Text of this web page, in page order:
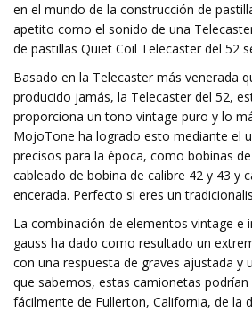
en el mundo de la construcción de
apetito como el sonido de una
de pastillas Quiet Coil Telecaster del 52
Basado en la Telecaster más venerada
producido jamás, la Telecaster del 52,
proporciona un tono vintage puro y lo
MojoTone ha logrado esto mediante el
precisos para la época, como bobinas
cableado de bobina de calibre 42 y 43 y
encerada. Perfecto si eres un
La combinación de elementos vintage e
gauss ha dado como resultado un
con una respuesta de graves ajustada y
que sabemos, estas camionetas podrían
fácilmente de Fullerton, California, de la